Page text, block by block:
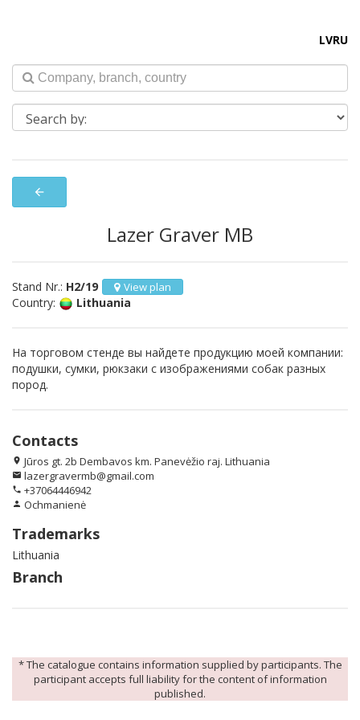
LVRU
arrow_back
Lazer Graver MB
Stand Nr.: H2/19 View plan
Country: Lithuania
На торговом стенде вы найдете продукцию моей компании:
подушки, сумки, рюкзаки с изображениями собак разных
пород.
Contacts
location_on Jūros gt. 2b Dembavos km. Panevėžio raj. Lithuania
email lazergravermb@gmail.com
phone +37064446942
person Ochmanienė
Trademarks
Lithuania
Branch
* The catalogue contains information supplied by participants. The
participant accepts full liability for the content of information
published.